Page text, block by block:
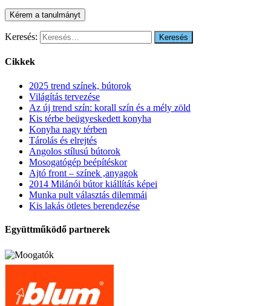
Keresés:
Cikkek
2025 trend színek, bútorok
Világítás tervezése
Az új trend szín: korall szín és a mély zöld
Kis térbe beügyeskedett konyha
Konyha nagy térben
Tárolás és elrejtés
Angolos stílusú bútorok
Mosogatógép beépítéskor
Ajtó front – színek ,anyagok
2014 Milánói bútor kiállítás képei
Munka pult választás dilemmái
Kis lakás ötletes berendezése
Együttműködő partnerek